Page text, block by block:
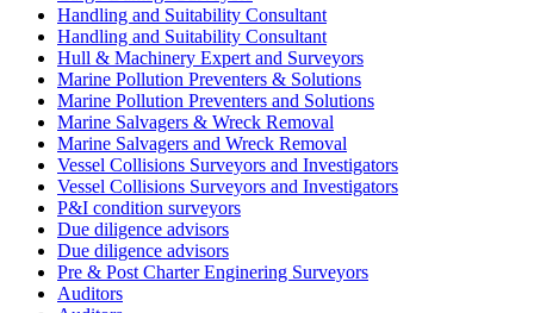
Handling and Suitability Consultant
Handling and Suitability Consultant
Hull & Machinery Expert and Surveyors
Marine Pollution Preventers & Solutions
Marine Pollution Preventers and Solutions
Marine Salvagers & Wreck Removal
Marine Salvagers and Wreck Removal
Vessel Collisions Surveyors and Investigators
Vessel Collisions Surveyors and Investigators
P&I condition surveyors
Due diligence advisors
Due diligence advisors
Pre & Post Charter Enginering Surveyors
Auditors